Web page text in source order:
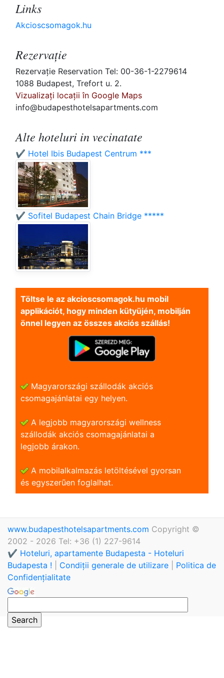
Links
Akcioscsomagok.hu
Rezervaţie
Rezervaţie Reservation Tel: 00-36-1-2279614
1088 Budapest, Trefort u. 2.
Vizualizați locații în Google Maps
info@budapesthotelsapartments.com
Alte hoteluri in vecinatate
✔️ Hotel Ibis Budapest Centrum ***
✔️ Sofitel Budapest Chain Bridge *****
Töltse le az akcioscsomagok.hu mobil
applikációt, hogy minden kütyüjén, mobilján
önnel legyen az összes akciós szállás!
Magyarországi szállodák akciós
csomagajánlatai egy helyen.
A legjobb magyarországi wellness
szállodák akciós csomagajánlatai a
legjobb árakon.
A mobilalkalmazás letöltésével gyorsan
és egyszerũen foglalhat.
www.budapesthotelsapartments.com Copyright ©
2002 - 2026 Tel: +36 (1) 227-9614
✔️ Hoteluri, apartamente Budapesta - Hoteluri
Budapesta !
Condiții generale de utilizare
Politica de
Confidențialitate